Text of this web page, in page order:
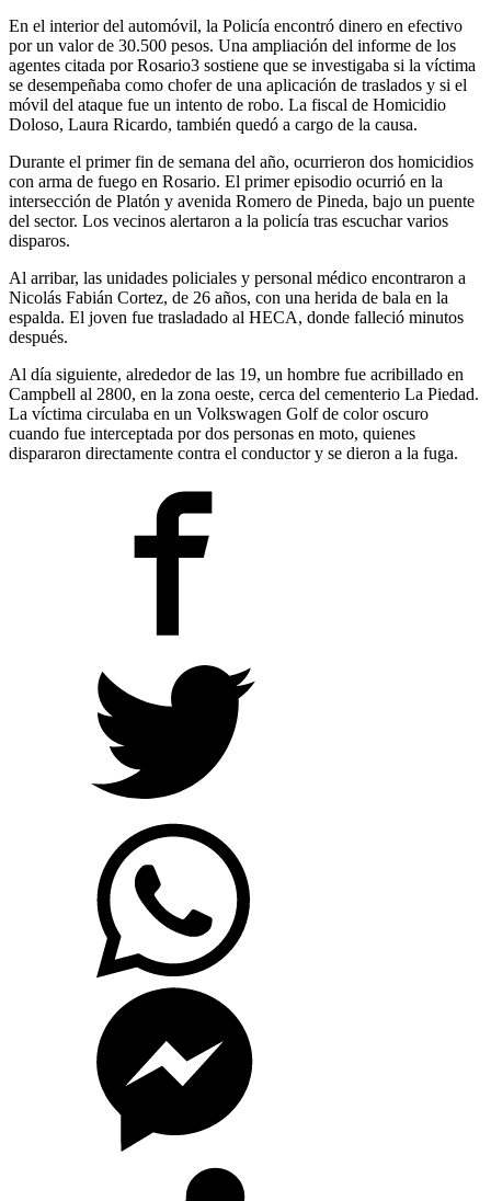
En el interior del automóvil, la Policía encontró dinero en efectivo
por un valor de 30.500 pesos. Una ampliación del informe de los
agentes citada por Rosario3 sostiene que se investigaba si la víctima
se desempeñaba como chofer de una aplicación de traslados y si el
móvil del ataque fue un intento de robo. La fiscal de Homicidio
Doloso, Laura Ricardo, también quedó a cargo de la causa.
Durante el primer fin de semana del año, ocurrieron dos homicidios
con arma de fuego en Rosario. El primer episodio ocurrió en la
intersección de Platón y avenida Romero de Pineda, bajo un puente
del sector. Los vecinos alertaron a la policía tras escuchar varios
disparos.
Al arribar, las unidades policiales y personal médico encontraron a
Nicolás Fabián Cortez, de 26 años, con una herida de bala en la
espalda. El joven fue trasladado al HECA, donde falleció minutos
después.
Al día siguiente, alrededor de las 19, un hombre fue acribillado en
Campbell al 2800, en la zona oeste, cerca del cementerio La Piedad.
La víctima circulaba en un Volkswagen Golf de color oscuro
cuando fue interceptada por dos personas en moto, quienes
dispararon directamente contra el conductor y se dieron a la fuga.